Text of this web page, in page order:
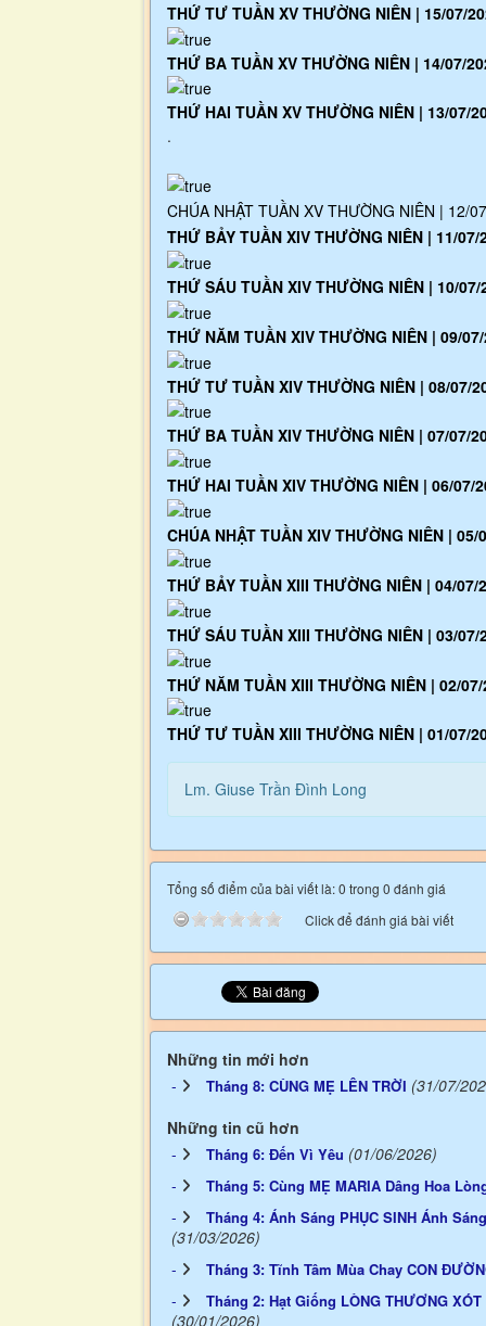
THỨ TƯ TUẦN XV THƯỜNG NIÊN | 15/07/
THỨ BA TUẦN XV THƯỜNG NIÊN | 14/07/
THỨ HAI TUẦN XV THƯỜNG NIÊN | 13/07/
.
CHÚA NHẬT TUẦN XV THƯỜNG NIÊN | 12/
THỨ BẢY TUẦN XIV THƯỜNG NIÊN | 11/07/
THỨ SÁU TUẦN XIV THƯỜNG NIÊN | 10/07/
THỨ NĂM TUẦN XIV THƯỜNG NIÊN | 09/
THỨ TƯ TUẦN XIV THƯỜNG NIÊN | 08/07/
THỨ BA TUẦN XIV THƯỜNG NIÊN | 07/07/
THỨ HAI TUẦN XIV THƯỜNG NIÊN | 06/07/
CHÚA NHẬT TUẦN XIV THƯỜNG NIÊN | 05/
THỨ BẢY TUẦN XIII THƯỜNG NIÊN | 04/07/
THỨ SÁU TUẦN XIII THƯỜNG NIÊN | 03/07/
THỨ NĂM TUẦN XIII THƯỜNG NIÊN | 02/
THỨ TƯ TUẦN XIII THƯỜNG NIÊN | 01/07/
Lm. Giuse Trần Đình Long
Tổng số điểm của bài viết là: 0 trong 0 đánh giá
Click để đánh giá bài viết
Những tin mới hơn
Tháng 8: CÙNG MẸ LÊN TRỜI (31/07/
Những tin cũ hơn
Tháng 6: Đến Vì Yêu (01/06/2026)
Tháng 5: Cùng MẸ MARIA Dâng Hoa
Tháng 4: Ánh Sáng PHỤC SINH Ánh
(31/03/2026)
Tháng 3: Tĩnh Tâm Mùa Chay CON
Tháng 2: Hạt Giống LÒNG THƯƠNG
(30/01/2026)